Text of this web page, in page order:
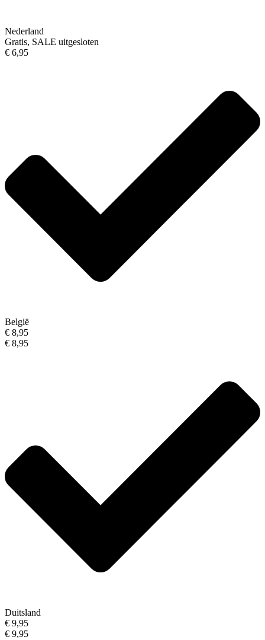
Nederland
Gratis, SALE uitgesloten
€ 6,95
België
€ 8,95
€ 8,95
Duitsland
€ 9,95
€ 9,95